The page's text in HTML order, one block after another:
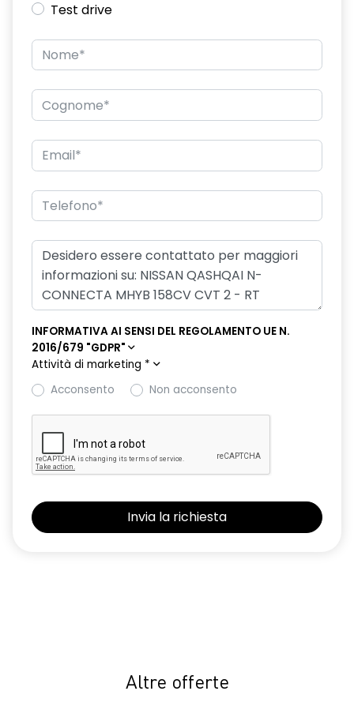
Test drive
INFORMATIVA AI SENSI DEL REGOLAMENTO UE N.
2016/679 "GDPR"
Attività di marketing *
Acconsento
Non acconsento
Altre offerte